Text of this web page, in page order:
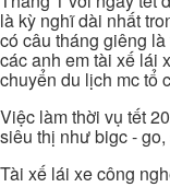
là kỳ nghĩ dài nhất
có câu tháng giêng
các anh em tài xế lái
chuyển du lịch mc tổ
Việc làm thời vụ tết
siêu thị như bigc -
Tài xế lái xe công